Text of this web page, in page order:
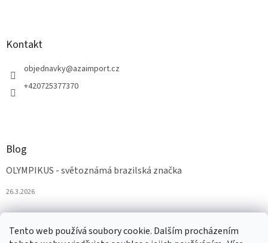
Tento web používá soubory cookie. Dalším procházením
Kontakt
objednavky@azaimport.cz
+420725377370
Blog
OLYMPIKUS - světoznámá brazilská značka
26.3.2026